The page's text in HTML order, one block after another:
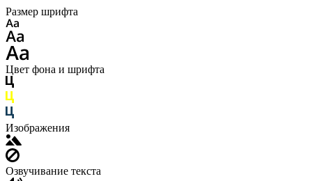
Размер шрифта
Цвет фона и шрифта
Изображения
Озвучивание текста